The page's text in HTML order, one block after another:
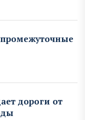
дороги от